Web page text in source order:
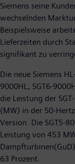
Siemens seine
wechselnden
Beispielsweise
Lieferzeiten durch
signifikant zu
Die neue Siemens
9000HL, SGT6-
die Leistung der
(MW) in der 50-
Version. Die SGT5-
Leistung von 453
63 Prozent.